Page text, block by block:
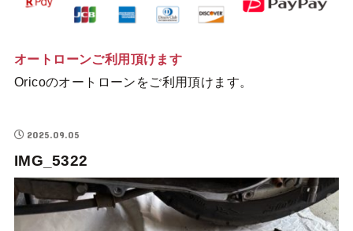
オートローンご利用頂けます
Oricoのオートローンをご利用頂けます。
2025.09.05
IMG_5322